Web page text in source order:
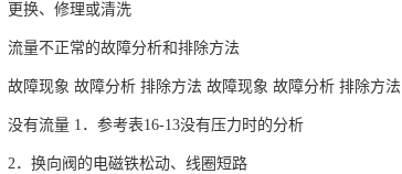
更换、修理或清洗
流量不正常的故障分析和排除方法
故障现象 故障分析 排除方法 故障现象 故障分析 排除方法
没有流量 1．参考表16-13没有压力时的分析
2．换向阀的电磁铁松动、线圈短路